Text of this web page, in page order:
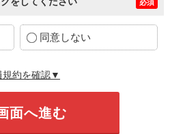
必須
同意しない
約を確認▼